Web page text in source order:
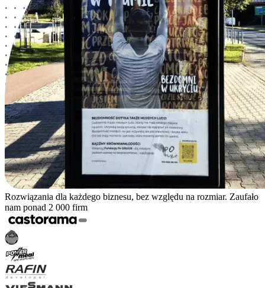
Rozwiązania dla każdego biznesu, bez względu na rozmiar. Zaufało
nam ponad 2 000 firm